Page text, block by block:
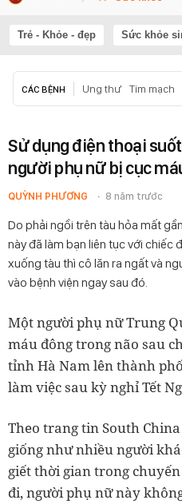
Trẻ - Khỏe - đẹp Sức khỏe
CÁC BỆNH Ung thư Tim mạch
Sử dụng điện thoại
người phụ nữ bị cục
QUỲNH PHƯƠNG 8 năm trước
Do phải ngồi trên tàu hỏa mất
này đã làm bạn liên tục với chiếc
xuống tàu thì cô lăn ra ngất và
vào bệnh viện ngay sau đó.
Một người phụ nữ Trung
máu đông trong não sau
tỉnh Hà Nam lên thành
làm việc sau kỳ nghỉ Tết
Theo trang tin South
giống như nhiều người
giết thời gian trong
đi, người phụ nữ này